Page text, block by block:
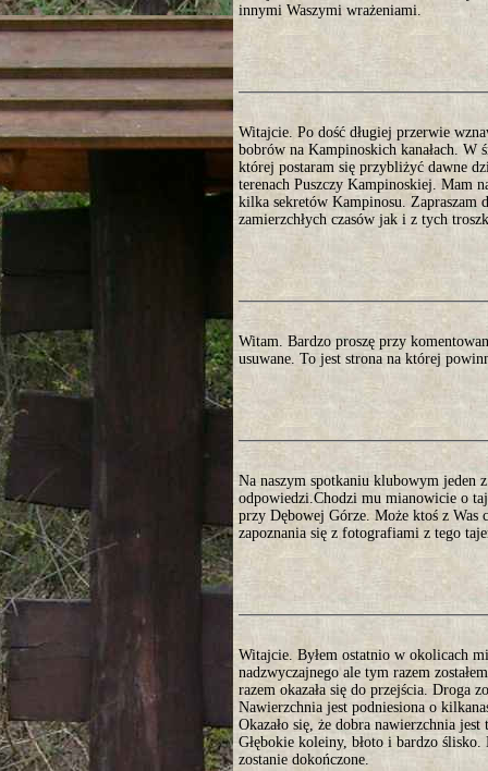
innymi Waszymi wrażeniami.
Witajcie. Po dość długiej przerwie
bobrów na Kampinoskich kanałach. W
której postaram się przybliżyć dawne
terenach Puszczy Kampinoskiej. Mam
kilka sekretów Kampinosu. Zapraszam
zamierzchłych czasów jak i z tych
Witam. Bardzo proszę przy
usuwane. To jest strona na której
Na naszym spotkaniu klubowym jeden
odpowiedzi.Chodzi mu mianowicie o
przy Dębowej Górze. Może ktoś z Was
zapoznania się z fotografiami z tego
Witajcie. Byłem ostatnio w okolicach
nadzwyczajnego ale tym razem
razem okazała się do przejścia. Droga
Nawierzchnia jest podniesiona o
Okazało się, że dobra nawierzchnia
Głębokie koleiny, błoto i bardzo
zostanie dokończone.